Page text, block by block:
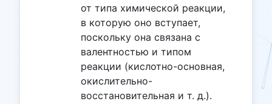
от типа химической реакции,
в которую оно вступает,
поскольку она связана с
валентностью и типом
реакции (кислотно-основная,
окислительно-
восстановительная и т. д.).